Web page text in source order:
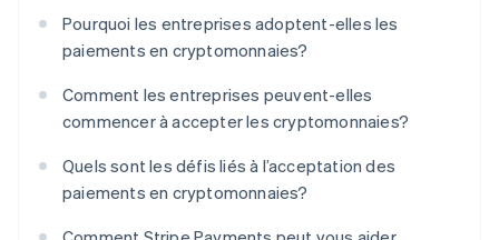
Pourquoi les entreprises adoptent-elles les
paiements en cryptomonnaies?
Comment les entreprises peuvent-elles
commencer à accepter les cryptomonnaies?
Quels sont les défis liés à l’acceptation des
paiements en cryptomonnaies?